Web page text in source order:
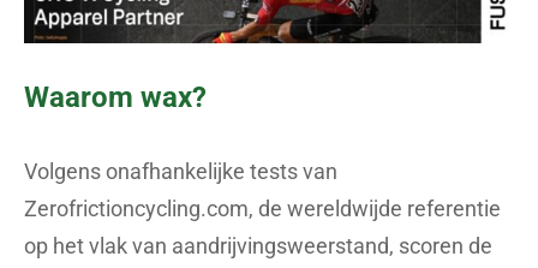
Waarom wax?
Volgens onafhankelijke tests van
Zerofrictioncycling.com, de wereldwijde referentie
op het vlak van aandrijvingsweerstand, scoren de